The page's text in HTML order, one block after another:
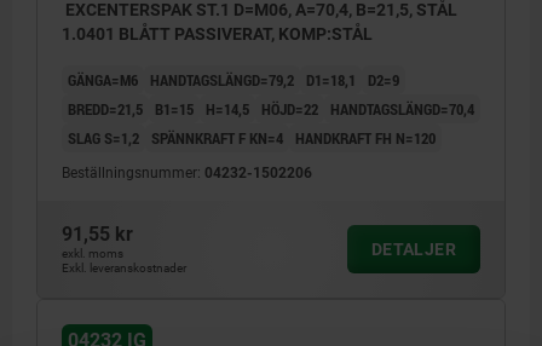
EXCENTERSPAK ST.1 D=M06, A=70,4, B=21,5, STÅL
1.0401 BLÅTT PASSIVERAT, KOMP:STÅL
GÄNGA=M6 HANDTAGSLÄNGD=79,2 D1=18,1
D2=9
BREDD=21,5
B1=15 H=14,5 HÖJD=22
HANDTAGSLÄNGD=70,4
SLAG S=1,2
SPÄNNKRAFT F KN=4 HANDKRAFT FH N=120
Beställningsnummer: 04232-1502206
91,55 kr
exkl. moms
Exkl. leveranskostnader
DETALJER
04232 IG